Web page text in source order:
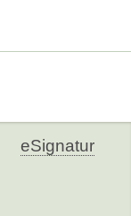
eSignatur